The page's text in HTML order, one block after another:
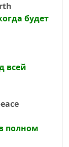
будет
всей
полном